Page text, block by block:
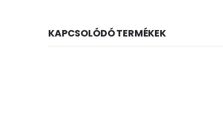
KAPCSOLÓDÓ TERMÉKEK